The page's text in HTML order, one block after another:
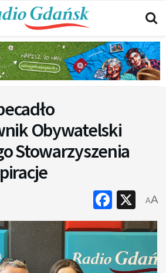
Obywatelski
Stowarzyszenia
X
AA